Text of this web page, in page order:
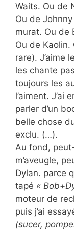
Waits. Ou de
Ou de
murat. Ou de
Ou de Kaolin.
rare). J’aime
les chante
toujours les
l’aiment. J’ai
parler d’un
belle chose
exclu. (…).
Au fond,
m’aveugle,
Dylan. parce
tapé «
moteur de
puis j’ai
(sucer,